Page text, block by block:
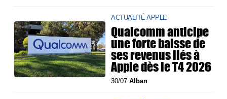
ACTUALITÉ APPLE
Qualcomm anticipe
une forte baisse de
ses revenus liés à
Apple dès le T4 2026
30/07Alban